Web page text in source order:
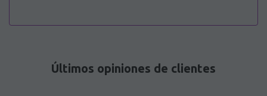
Últimos opiniones de clientes